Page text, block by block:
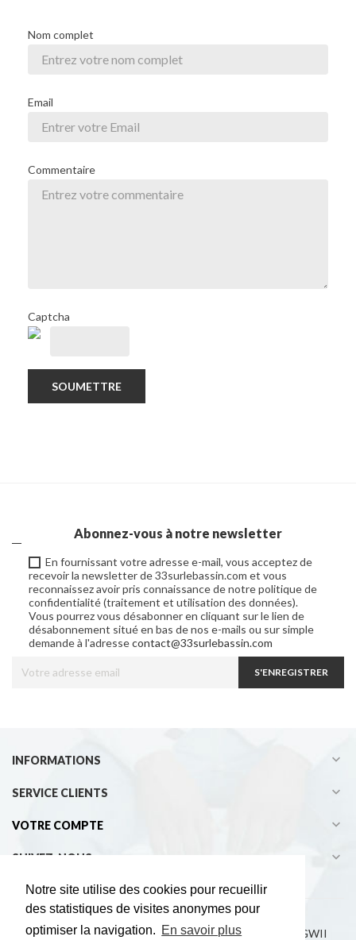
Notre site utilise des cookies pour recueillir
des statistiques de visites anonymes pour
optimiser la navigation. En savoir plus
Nom complet
Email
Commentaire
Captcha
SOUMETTRE
Abonnez-vous à notre newsletter
En fournissant votre adresse e-mail, vous acceptez de
recevoir la newsletter de 33surlebassin.com et vous
reconnaissez avoir pris connaissance de notre politique de
confidentialité (traitement et utilisation des données).
Vous pourrez vous désabonner en cliquant sur le lien de
désabonnement situé en bas de nos e-mails ou sur simple
demande à l'adressecontact@33surlebassin.com
S'ENREGISTRER
INFORMATIONS 
SERVICE CLIENTS 
VOTRE COMPTE 
SUIVEZ-NOUS 
Copyright © 2021 33° sur le bassin - Développement EGWII